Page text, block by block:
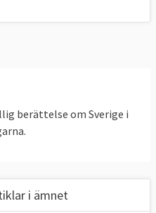
Ulf Kristersson (M)
om EU:s
och dess
berättelse om Sverige i
i ämnet